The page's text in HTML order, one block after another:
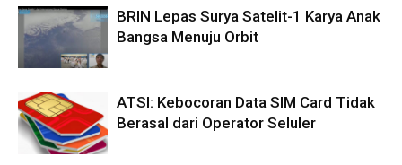
BRIN Lepas Surya Satelit-1 Karya Anak
Bangsa Menuju Orbit
ATSI: Kebocoran Data SIM Card Tidak
Berasal dari Operator Seluler